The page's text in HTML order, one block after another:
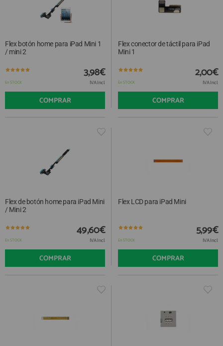
Flex botón home para iPad Mini 1
/ mini 2
En STOCK
3,98€
IVA Incl.
COMPRAR
Flex conector de táctil para iPad
Mini 1
En STOCK
2,00€
IVA Incl.
COMPRAR
Flex de botón home para iPad Mini
/ Mini 2
En STOCK
49,60€
IVA Incl.
COMPRAR
Flex LCD para iPad Mini
En STOCK
5,99€
IVA Incl.
COMPRAR